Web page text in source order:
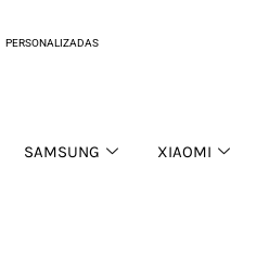
PERSONALIZADAS
SAMSUNG XIAOMI